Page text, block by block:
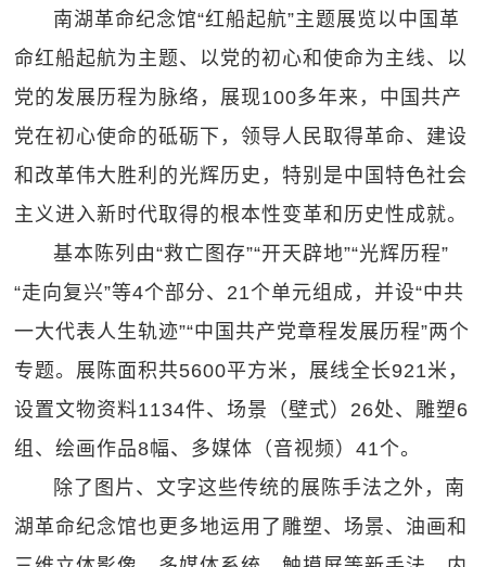
南湖革命纪念馆“红船起航”主题展览以中国革
命红船起航为主题、以党的初心和使命为主线、以
党的发展历程为脉络，展现100多年来，中国共产
党在初心使命的砥砺下，领导人民取得革命、建设
和改革伟大胜利的光辉历史，特别是中国特色社会
主义进入新时代取得的根本性变革和历史性成就。
基本陈列由“救亡图存”“开天辟地”“光辉历程”
“走向复兴”等4个部分、21个单元组成，并设“中共
一大代表人生轨迹”“中国共产党章程发展历程”两个
专题。展陈面积共5600平方米，展线全长921米，
设置文物资料1134件、场景（壁式）26处、雕塑6
组、绘画作品8幅、多媒体（音视频）41个。
除了图片、文字这些传统的展陈手法之外，南
湖革命纪念馆也更多地运用了雕塑、场景、油画和